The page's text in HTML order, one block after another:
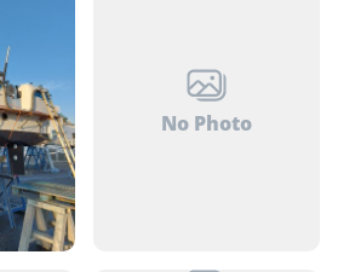
No Photo